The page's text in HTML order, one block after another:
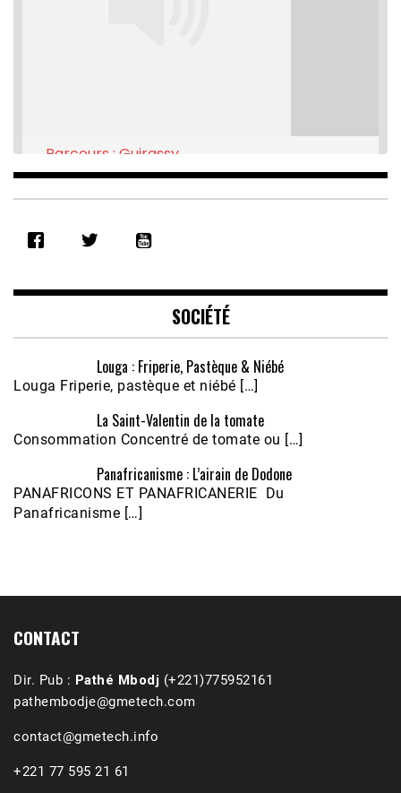
RSS FEED
EMBED
Parcours : Guirassy
Feb 16, 2021 • 28:08
Écoutez le parcours de Claudiane Kapia
Nobana (Podologue)
Feb 24, 2021 • 28mn
SOCIÉTÉ
Louga : Friperie, Pastèque & Niébé
Louga Friperie, pastèque et niébé […]
La Saint-Valentin de la tomate
Consommation Concentré de tomate ou […]
Panafricanisme : L’airain de Dodone
PANAFRICONS ET PANAFRICANERIE Du
Panafricanisme […]
CONTACT
Dir. Pub : Pathé Mbodj (+221)775952161
pathembodje@gmetech.com
contact@gmetech.info
+221 77 595 21 61